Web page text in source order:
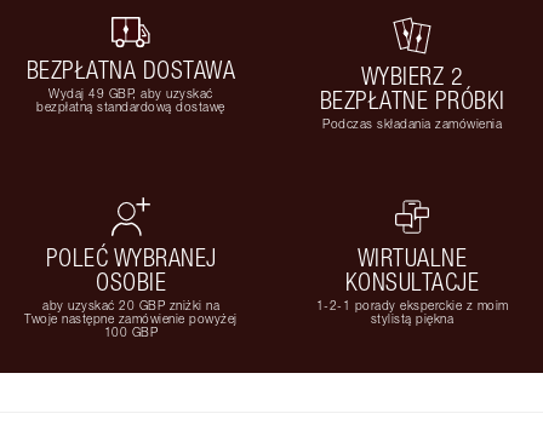
BEZPŁATNA DOSTAWA
Wydaj 49 GBP, aby uzyskać
bezpłatną standardową dostawę
WYBIERZ 2
BEZPŁATNE PRÓBKI
Podczas składania zamówienia
POLEĆ WYBRANEJ
OSOBIE
aby uzyskać 20 GBP zniżki na
Twoje następne zamówienie powyżej
100 GBP
WIRTUALNE
KONSULTACJE
1-2-1 porady eksperckie z moim
stylistą piękna